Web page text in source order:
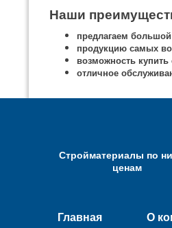
Наши
предлагаем
продукцию самых
возможность
отличное
Стройматериалы по
ценам
Главная О